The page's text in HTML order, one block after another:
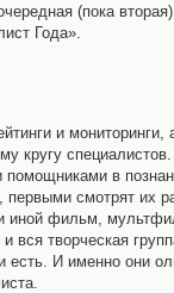
(пока
Года».
и
кругу
в
смотрят их
иной фильм,
вся творческая
есть. И именно они